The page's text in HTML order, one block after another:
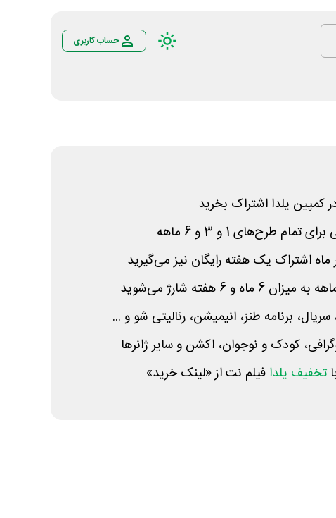
حساب کاربری
کمپین یلدا اشتراک بخرید
ماه اشتراک یک هفته رایگان نیز می‌گیرید
سریال، برنامه طنز، انیمیشن، رئالیتی شو و ...
کودک و نوجوان، اکشن و سایر ژانرها
تخفیف یلدا فیلم نت از «لینک خرید»